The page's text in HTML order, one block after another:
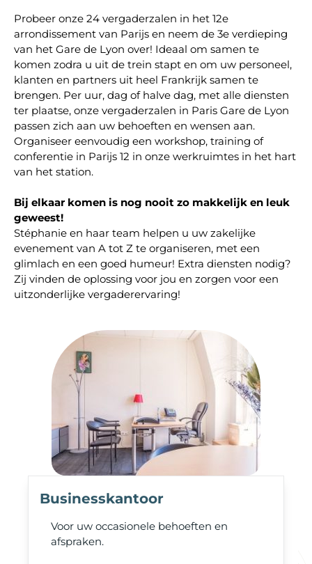
Probeer onze 24 vergaderzalen in het 12e
arrondissement van Parijs en neem de 3e verdieping
van het Gare de Lyon over! Ideaal om samen te
komen zodra u uit de trein stapt en om uw personeel,
klanten en partners uit heel Frankrijk samen te
brengen. Per uur, dag of halve dag, met alle diensten
ter plaatse, onze vergaderzalen in Paris Gare de Lyon
passen zich aan uw behoeften en wensen aan.
Organiseer eenvoudig een workshop, training of
conferentie in Parijs 12 in onze werkruimtes in het hart
van het station.
Bij elkaar komen is nog nooit zo makkelijk en leuk
geweest!
Stéphanie en haar team helpen u uw zakelijke
evenement van A tot Z te organiseren, met een
glimlach en een goed humeur! Extra diensten nodig?
Zij vinden de oplossing voor jou en zorgen voor een
uitzonderlijke vergaderervaring!
Businesskantoor
Voor uw occasionele behoeften en
afspraken.